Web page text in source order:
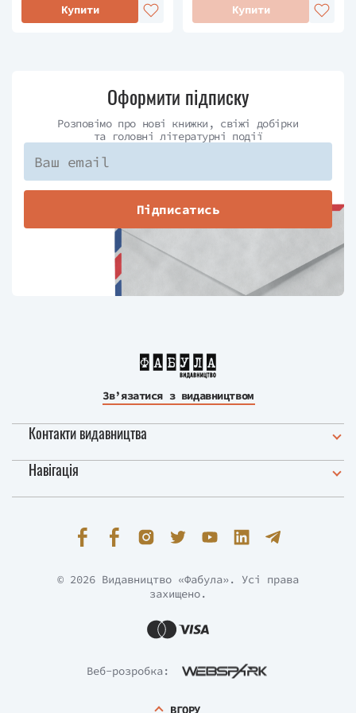
Купити
Купити
Оформити підписку
Розповімо про нові книжки, свіжі добірки
та головні літературні події
Підписатись
Зв’язатися з видавництвом
Контакти видавництва
Навігація
Веб-розробка:
© 2026 Видавництво «Фабула». Усі права
захищено.
ВГОРУ